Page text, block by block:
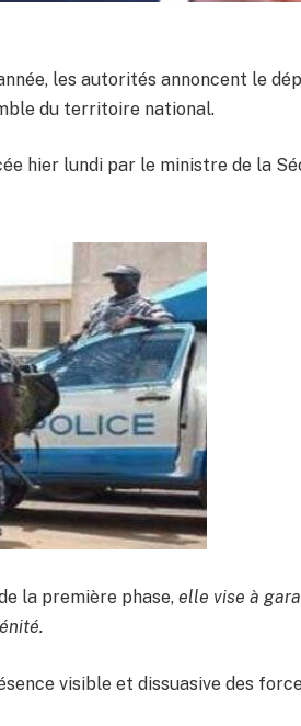
les autorités annoncent le
du territoire national.
hier lundi par le ministre de la
la première phase, elle vise à
visible et dissuasive des